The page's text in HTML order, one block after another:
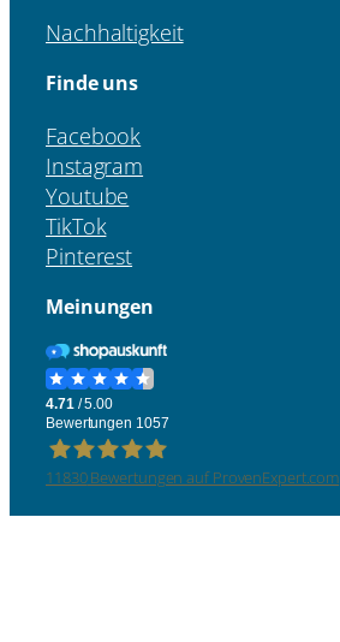
Nachhaltigkeit
Finde uns
Facebook
Instagram
Youtube
TikTok
Pinterest
Meinungen
Four &More GmbH
11830Bewertungen auf ProvenExpert.com